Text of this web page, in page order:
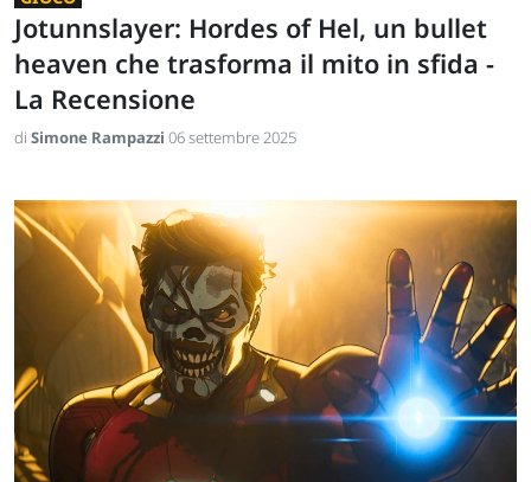
Jotunnslayer: Hordes of Hel, un bullet
heaven che trasforma il mito in sfida -
La Recensione
di Simone Rampazzi 06 settembre 2025